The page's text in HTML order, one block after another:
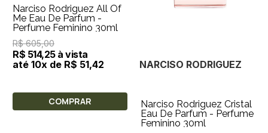
Narciso Rodriguez All Of
Me Eau De Parfum -
Perfume Feminino 30ml
R$ 605,00
R$ 514,25 à vista
até 10x de R$ 51,42
COMPRAR
NARCISO RODRIGUEZ
Narciso Rodriguez Cristal
Eau De Parfum - Perfume
Feminino 30ml